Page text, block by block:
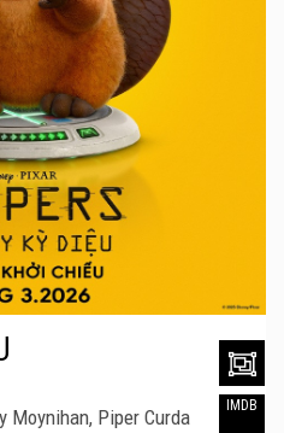
Moynihan, Piper Curda
IMDB